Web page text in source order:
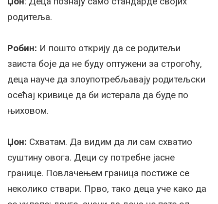
родитеља.
Робин: И пошто открију да се родитељи
заиста боје да не буду оптужени за строгоћу,
деца науче да злоупотребљавају родитељски
осећај кривице да би истерала да буде по
њиховом.
Џон: Схватам. Да видим да ли сам схватио
суштину овога. Деци су потребне јасне
границе. Повлачењем граница постиже се
неколико ствари. Прво, тако деца уче како да